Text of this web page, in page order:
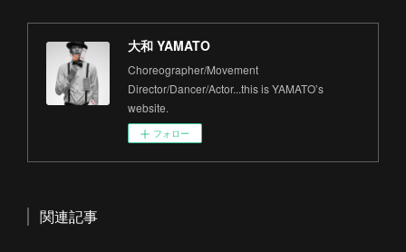
大和 YAMATO
Choreographer/Movement
Director/Dancer/Actor...this is YAMATO’s
website.
フォロー
関連記事